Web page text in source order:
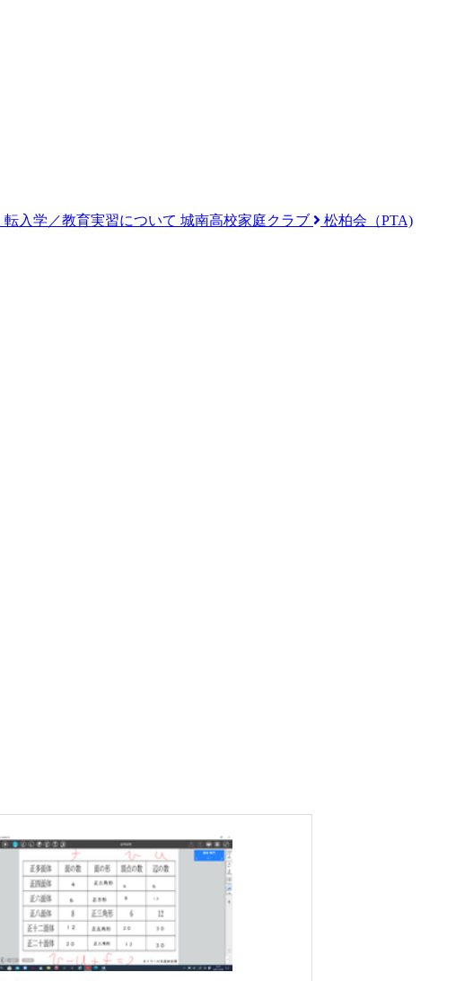
転入学／教育実習について 城南高校家庭クラブ 松柏会（PTA)